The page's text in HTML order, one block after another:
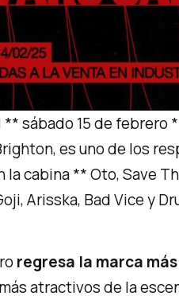
** sábado 15 de
es uno de los
cabina ** Oto, Save
Arisska, Bad Vice y
regresa la marca
atractivos de la